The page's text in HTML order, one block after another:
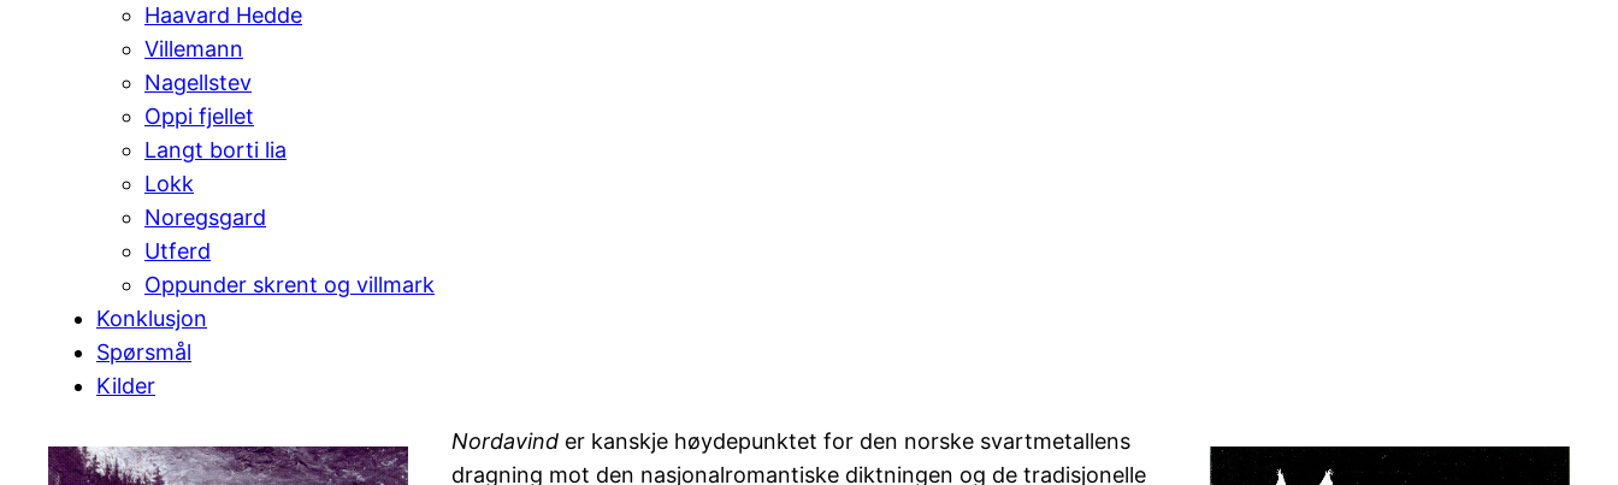
Haavard Hedde
Villemann
Nagellstev
Oppi fjellet
Langt borti lia
Lokk
Noregsgard
Utferd
Oppunder skrent og villmark
Konklusjon
Spørsmål
Kilder
Nordavind er kanskje høydepunktet for den norske svartmetallens
dragning mot den nasjonalromantiske diktningen og de tradisjonelle